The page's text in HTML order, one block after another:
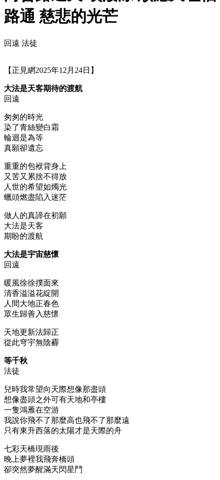
路通 慈悲的光芒
回遠 法徒
【正見網2025年12月24日】
大法是天客期待的渡航
回遠
匆匆的時光
染了青絲變白霜
輪迴是為等
真願卻遺忘
重重的包袱背身上
又苦又累捨不得放
人世的希望如燭光
蠟頭燃盡陷入迷茫
做人的真諦在初願
大法是天客
期盼的渡航
大法是宇宙慈懷
回遠
暖風徐徐撲面來
清香溢溢花綻開
人間大地正春色
眾生歸善入慈懷
天地更新法歸正
從此穹宇無陰霾
等千秋
法徒
兒時我常望向天際想像那盡頭
想像盡頭之外可有天地和亭樓
一隻鴻雁在空游
我說你飛不了那麼高也飛不了那麼遠
只有東升西落的太陽才是天際的舟
七彩天橋現雨後
晚上夢裡我飛奔橋頭
卻突然夢醒滿天閃星鬥